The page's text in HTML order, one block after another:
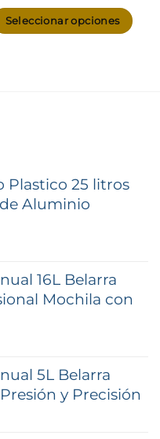
Seleccionar opciones
Plastico 25 litros
Aluminio
16L Belarra
Mochila con
5L Belarra
y Precisión